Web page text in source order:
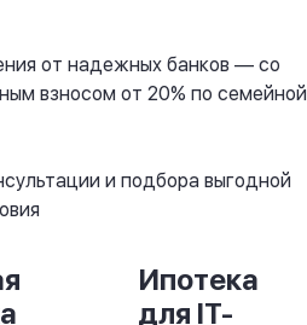
от надежных банков — со
взносом от 20% по семейной
и подбора выгодной
Ипотека
для IT-